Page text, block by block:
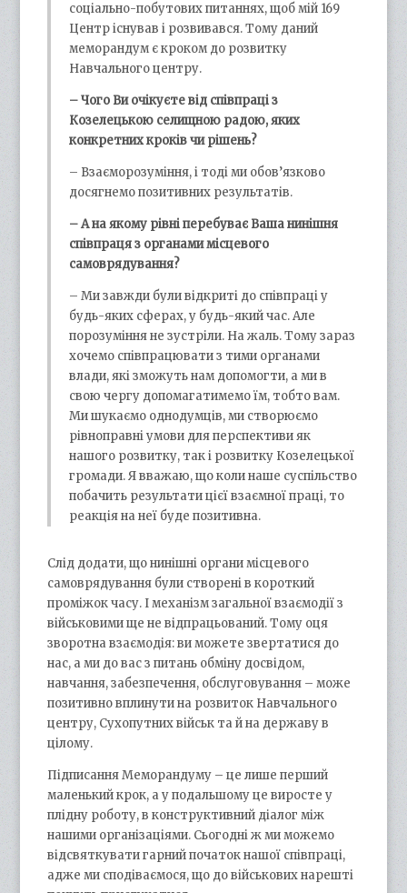
соціально-побутових питаннях, щоб мій 169
Центр існував і розвивався. Тому даний
меморандум є кроком до розвитку
Навчального центру.
– Чого Ви очікуєте від співпраці з
Козелецькою селищною радою, яких
конкретних кроків чи рішень?
– Взаєморозуміння, і тоді ми обов’язково
досягнемо позитивних результатів.
– А на якому рівні перебуває Ваша нинішня
співпраця з органами місцевого
самоврядування?
– Ми завжди були відкриті до співпраці у
будь-яких сферах, у будь-який час. Але
порозуміння не зустріли. На жаль. Тому зараз
хочемо співпрацювати з тими органами
влади, які зможуть нам допомогти, а ми в
свою чергу допомагатимемо їм, тобто вам.
Ми шукаємо однодумців, ми створюємо
рівноправні умови для перспективи як
нашого розвитку, так і розвитку Козелецької
громади. Я вважаю, що коли наше суспільство
побачить результати цієї взаємної праці, то
реакція на неї буде позитивна.
Слід додати, що нинішні органи місцевого
самоврядування були створені в короткий
проміжок часу. І механізм загальної взаємодії з
військовими ще не відпрацьований. Тому оця
зворотна взаємодія: ви можете звертатися до
нас, а ми до вас з питань обміну досвідом,
навчання, забезпечення, обслуговування – може
позитивно вплинути на розвиток Навчального
центру, Сухопутних військ та й на державу в
цілому.
Підписання Меморандуму – це лише перший
маленький крок, а у подальшому це виросте у
плідну роботу, в конструктивний діалог між
нашими організаціями. Сьогодні ж ми можемо
відсвяткувати гарний початок нашої співпраці,
адже ми сподіваємося, що до військових нарешті